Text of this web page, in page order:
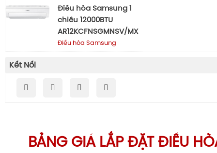
Điều hòa Samsung 1
chiều 12000BTU
AR12KCFNSGMNSV/MX
Điều hòa Samsung
Kết Nối
BẢNG GIÁ LẮP ĐẶT ĐIỀU